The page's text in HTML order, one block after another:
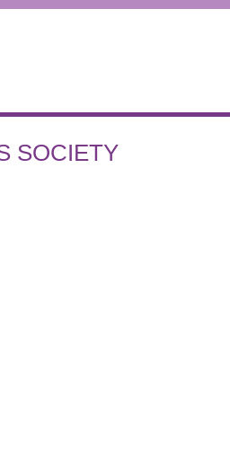
SOCIETY